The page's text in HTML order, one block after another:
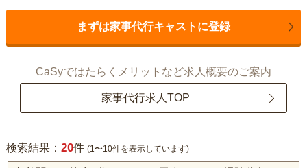
まずは家事代行キャストに登録
CaSyではたらくメリットなど求人概要のご案内
家事代行求人TOP
検索結果： 20件 (1〜10件を表示しています)